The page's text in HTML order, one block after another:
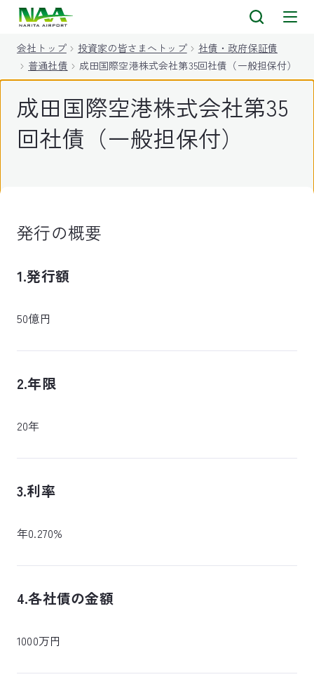
会社トップ 投資家の皆さまへトップ
社債・政府保証債
普通社債
成田国際空港株式会社第35回社債（一般担保付）
成田国際空港株式会社第35
回社債（一般担保付）
発行の概要
1.発行額
50億円
2.年限
20年
3.利率
年0.270%
4.各社債の金額
1000万円